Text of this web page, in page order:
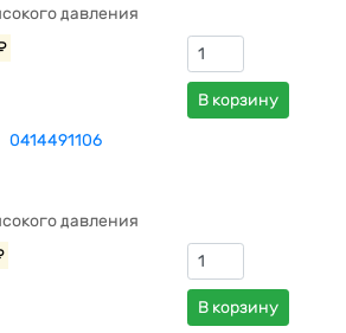
давления
В корзину
0414491106
давления
В корзину